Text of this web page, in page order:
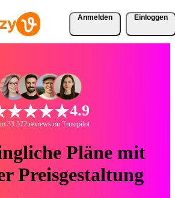
Anmelden Einloggen
4.9
33.572 reviews on Trustpilot
Pläne mit
Preisgestaltung